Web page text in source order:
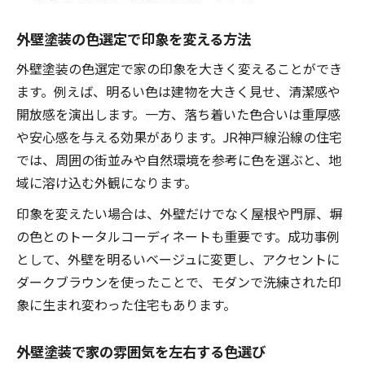
外壁塗装の色選定で印象を変える方法
外壁塗装の色選定で家の印象を大きく変えることができ
ます。例えば、明るい色は建物を大きく見せ、清潔感や
開放感を演出します。一方、落ち着いた色合いは重厚感
や安心感を与える効果があります。JR神戸線沿線の住宅
では、周囲の街並みや自然環境を参考に色を選ぶと、地
域に溶け込む外観になります。
印象を変えたい場合は、外壁だけでなく屋根や門扉、塀
の色とのトータルコーディネートも重要です。成功事例
として、外壁を明るいベージュに変更し、アクセントに
ダークブラウンを使ったことで、モダンで洗練された印
象に生まれ変わった住宅もあります。
外壁塗装で家の雰囲気を左右する色選び